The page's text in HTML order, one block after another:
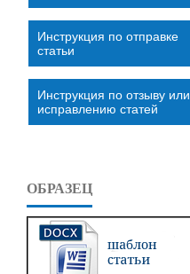
Инструкция по отправке
статьи
Инструкция по отзыву или
исправлению статей
ОБРАЗЕЦ